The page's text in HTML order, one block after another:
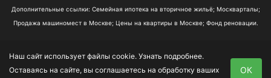
Дополнительные ссылки: Семейная ипотека на вторичное жильё; Москварталы;
Продажа машиномест в Москве; Цены на квартиры в Москве; Фонд реновации.
Политика конфиденциальности
Согласие на обработку данных
Наш сайт использует файлы cookie. Узнать подробнее.
Оставаясь на сайте, вы соглашаетесь на обработку ваших
ОК